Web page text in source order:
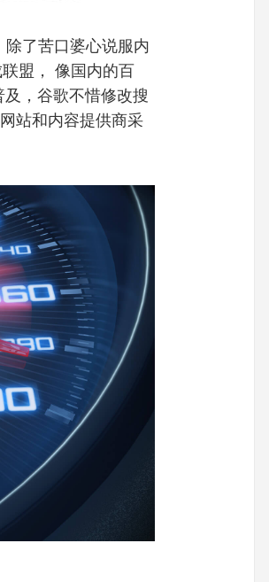
了苦口婆心说服内
盟， 像国内的百
，谷歌不惜修改搜
站和内容提供商采